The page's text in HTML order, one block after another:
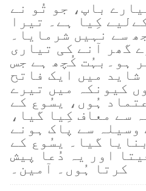
باپ، جو تُو نے
کِیا ہے۔ تیرا
سے نہیں شرمایا۔
گھر آنے کی تیاری
ہو۔بہُت کُچھ ہے جس
شاید میں ایک فاتح
کیونکہ میں تیرے
ہُوں، یسُوع کے
سے معاف کِیا گیا،
وسیلہ سے پاک ہونے
گیا۔ یسُوع کے
اور یہ دُعا پیش
کرتا ہُوں۔ آمین۔